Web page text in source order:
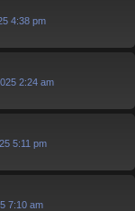
4:38 pm
2:24 am
5:11 pm
7:10 am